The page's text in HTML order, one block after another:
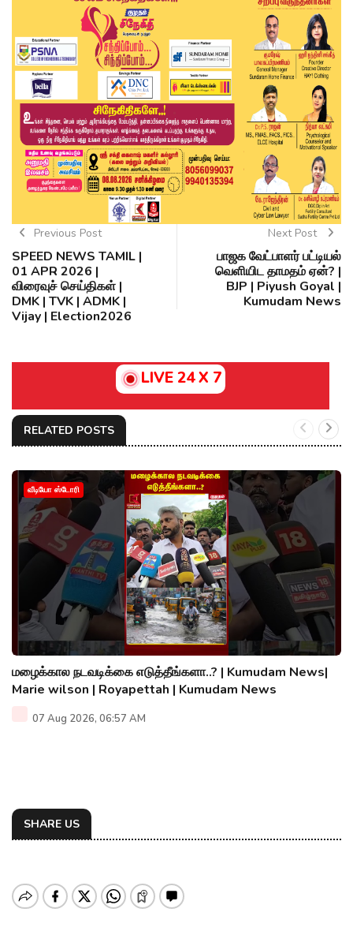
Previous Post
SPEED NEWS TAMIL |
01 APR 2026 |
விரைவுச் செய்திகள் |
DMK | TVK | ADMK |
Vijay | Election2026
Next Post
பாஜக வேட்பாளர் பட்டியல்
வெளியிட தாமதம் ஏன்? |
BJP | Piyush Goyal |
Kumudam News
LIVE 24 X 7
RELATED POSTS
வீடியோ ஸ்டோரி
மழைக்கால நடவடிக்கை எடுத்தீங்களா..? | Kumudam News|
Marie wilson | Royapettah | Kumudam News
07 Aug 2026, 06:57 AM
SHARE US